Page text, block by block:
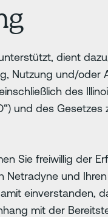
dient
Nutzung und/
des
und des
Sie freiwillig der
Netradyne und
einverstanden,
mit der